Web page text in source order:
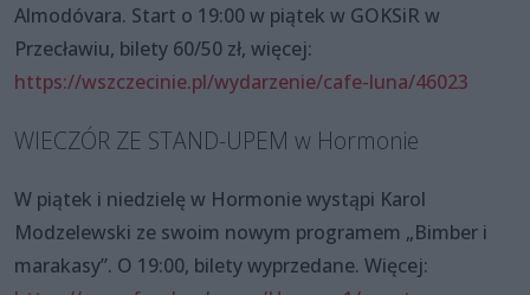
Almodóvara. Start o 19:00 w piątek w GOKSiR w
Przecławiu, bilety 60/50 zł, więcej:
https://wszczecinie.pl/wydarzenie/cafe-luna/46023
WIECZÓR ZE STAND-UPEM w Hormonie
W piątek i niedzielę w Hormonie wystąpi Karol
Modzelewski ze swoim nowym programem „Bimber i
marakasy”. O 19:00, bilety wyprzedane. Więcej: